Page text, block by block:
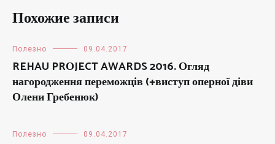
Похожие записи
Полезно 09.04.2017
REHAU PRОJECT AWARDS 2016. Огляд
нагородження переможців (+виступ оперної діви
Олени Гребенюк)
Полезно 09.04.2017